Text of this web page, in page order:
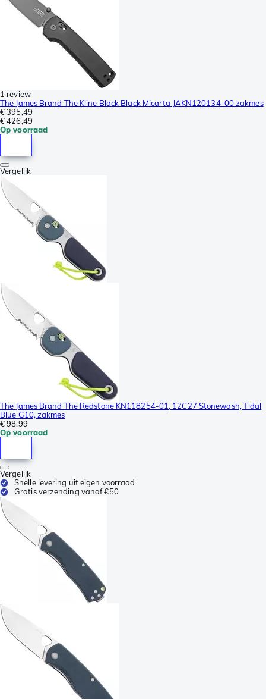
1 review
The James Brand The Kline Black Black Micarta JAKN120134-00 zakmes
€ 395,49
€ 426,49
Op voorraad
Vergelijk
The James Brand The Redstone KN118254-01, 12C27 Stonewash, Tidal
Blue G10, zakmes
€ 98,99
Op voorraad
Vergelijk
Snelle levering uit eigen voorraad
Gratis verzending vanaf €50